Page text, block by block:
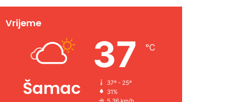
Vrijeme
Šamac
37 ℃
37º - 25º
31%